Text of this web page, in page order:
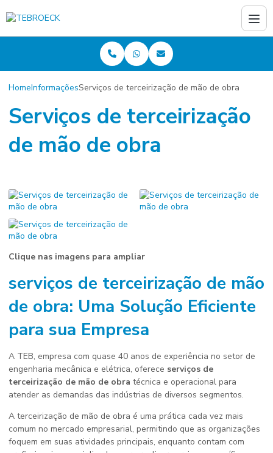
HomeInformaçõesServiços de terceirização de mão de obra
Serviços de terceirização
de mão de obra
Clique nas imagens para ampliar
serviços de terceirização de mão
de obra: Uma Solução Eficiente
para sua Empresa
A TEB, empresa com quase 40 anos de experiência no setor de
engenharia mecânica e elétrica, oferece serviços de
terceirização de mão de obra técnica e operacional para
atender as demandas das indústrias de diversos segmentos.
A terceirização de mão de obra é uma prática cada vez mais
comum no mercado empresarial, permitindo que as organizações
foquem em suas atividades principais, enquanto contam com